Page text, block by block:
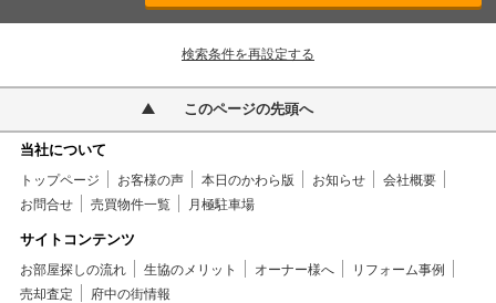
検索条件を再設定する
このページの先頭へ
当社について
トップページ お客様の声 本日のかわら版 お知らせ
会社概要
お問合せ
売買物件一覧 月極駐車場
サイトコンテンツ
お部屋探しの流れ 生協のメリット オーナー様へ
リフォーム事例
売却査定
府中の街情報